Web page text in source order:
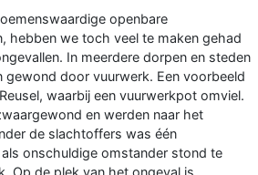
openbare
hebben we toch veel te maken gehad
In meerdere dorpen en steden
gewond door vuurwerk. Een voorbeeld
waarbij een vuurwerkpot omviel.
en werden naar het
de slachtoffers was één
onschuldige omstander stond te
Op de plek van het ongeval is